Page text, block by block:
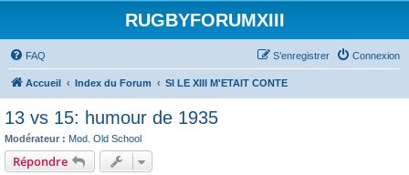
RUGBYFORUMXIII
FAQ Connexion
S’enregistrer
Accueil Index du Forum SI LE XIII M'ETAIT CONTE
13 vs 15: humour de 1935
Modérateur : Mod. Old School
Répondre